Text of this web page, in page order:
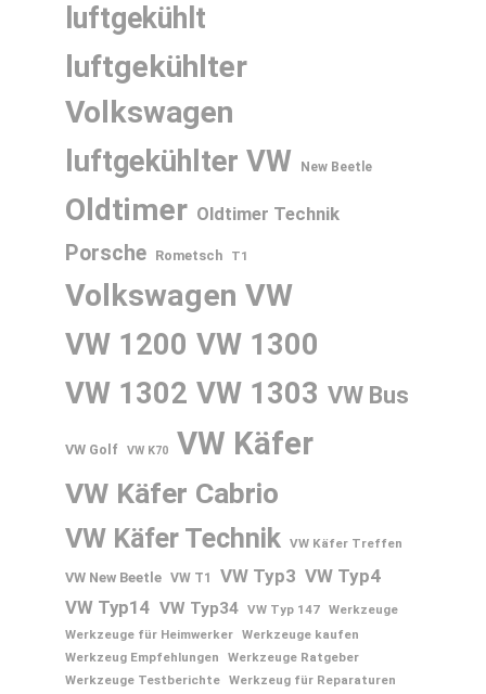
luftgekühlt
luftgekühlter
Volkswagen
luftgekühlter VW New Beetle
Oldtimer Oldtimer Technik
Porsche Rometsch T1
Volkswagen VW
VW 1200 VW 1300
VW 1302 VW 1303 VW Bus
VW Golf VW K70 VW Käfer
VW Käfer Cabrio
VW Käfer Technik VW Käfer Treffen
VW New Beetle VW T1 VW Typ3 VW Typ4
VW Typ14 VW Typ34 VW Typ 147 Werkzeuge
Werkzeuge für Heimwerker Werkzeuge kaufen
Werkzeug Empfehlungen
Werkzeuge Ratgeber
Werkzeuge Testberichte Werkzeug für Reparaturen